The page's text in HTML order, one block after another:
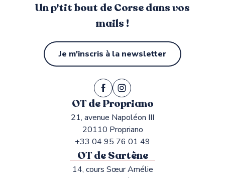
Un p'tit bout de Corse dans vos
mails !
Je m'inscris à la newsletter
OT de Propriano
21, avenue Napoléon III
20110 Propriano
+33 04 95 76 01 49
OT de Sartène
14, cours Sœur Amélie